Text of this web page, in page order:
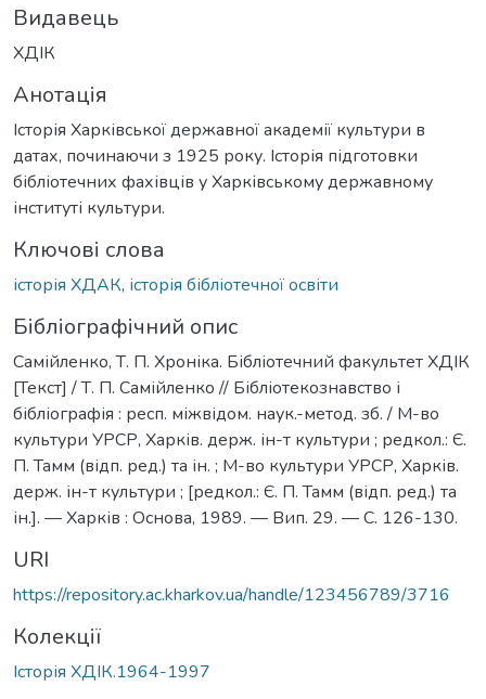
Видавець
ХДІК
Анотація
Історія Харківської державної академії культури в
датах, починаючи з 1925 року. Історія підготовки
бібліотечних фахівців у Харківському державному
інституті культури.
Ключові слова
історія ХДАК, історія бібліотечної освіти
Бібліографічний опис
Самійленко, Т. П. Хроніка. Бібліотечний факультет ХДІК
[Текст] / Т. П. Самійленко // Бібліотекознавство і
бібліографія : респ. міжвідом. наук.-метод. зб. / М-во
культури УРСР, Харків. держ. ін-т культури ; редкол.: Є.
П. Тамм (відп. ред.) та ін. ; М-во культури УРСР, Харків.
держ. ін-т культури ; [редкол.: Є. П. Тамм (відп. ред.) та
ін.]. — Харків : Основа, 1989. — Вип. 29. — С. 126-130.
URI
https://repository.ac.kharkov.ua/handle/123456789/3716
Колекції
Історія ХДІК.1964-1997